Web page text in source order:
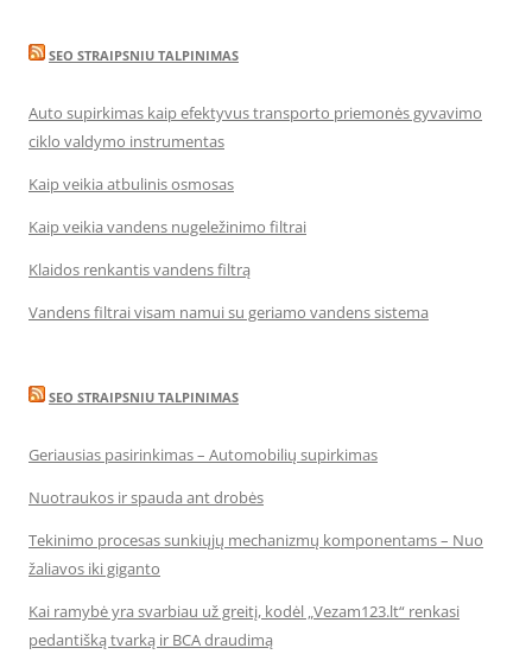
SEO STRAIPSNIU TALPINIMAS
Auto supirkimas kaip efektyvus transporto priemonės gyvavimo
ciklo valdymo instrumentas
Kaip veikia atbulinis osmosas
Kaip veikia vandens nugeležinimo filtrai
Klaidos renkantis vandens filtrą
Vandens filtrai visam namui su geriamo vandens sistema
SEO STRAIPSNIU TALPINIMAS
Geriausias pasirinkimas – Automobilių supirkimas
Nuotraukos ir spauda ant drobės
Tekinimo procesas sunkiųjų mechanizmų komponentams – Nuo
žaliavos iki giganto
Kai ramybė yra svarbiau už greitį, kodėl „Vezam123.lt“ renkasi
pedantišką tvarką ir BCA draudimą